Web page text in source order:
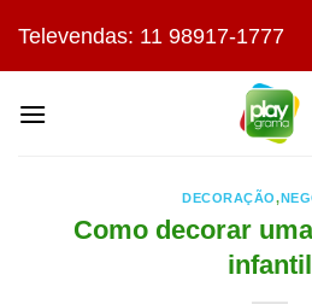
content
Televendas: 11 98917-1777
DECORAÇÃO,
Como decorar
infantil